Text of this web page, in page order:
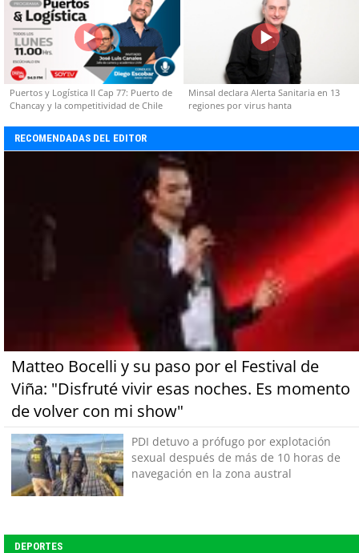
Puertos y Logística II Cap 77: Puerto de
Chancay y la competitividad de Chile
Minsal declara Alerta Sanitaria en 13
regiones por virus hanta
RECOMENDADAS DEL EDITOR
Matteo Bocelli y su paso por el Festival de
Viña: "Disfruté vivir esas noches. Es momento
de volver con mi show"
PDI detuvo a prófugo por explotación
sexual después de más de 10 horas de
navegación en la zona austral
DEPORTES